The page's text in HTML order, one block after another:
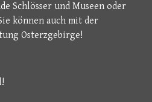
Schlösser und Museen oder
können auch mit der
Osterzgebirge!